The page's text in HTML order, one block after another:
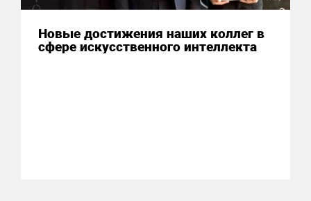
Новые достижения наших коллег в
сфере искусственного интеллекта